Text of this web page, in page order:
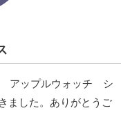
アップルウォッチ シ
ました。ありがとうご